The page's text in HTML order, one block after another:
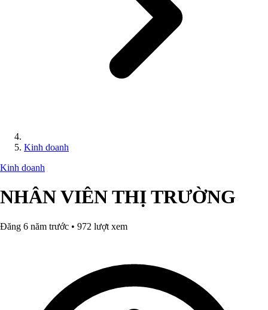
Kinh doanh
Kinh doanh
NHÂN VIÊN THỊ TRƯỜNG
Đăng 6 năm trước • 972 lượt xem